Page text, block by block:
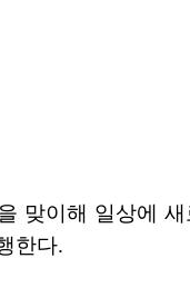
맞이해 일상에
한다.